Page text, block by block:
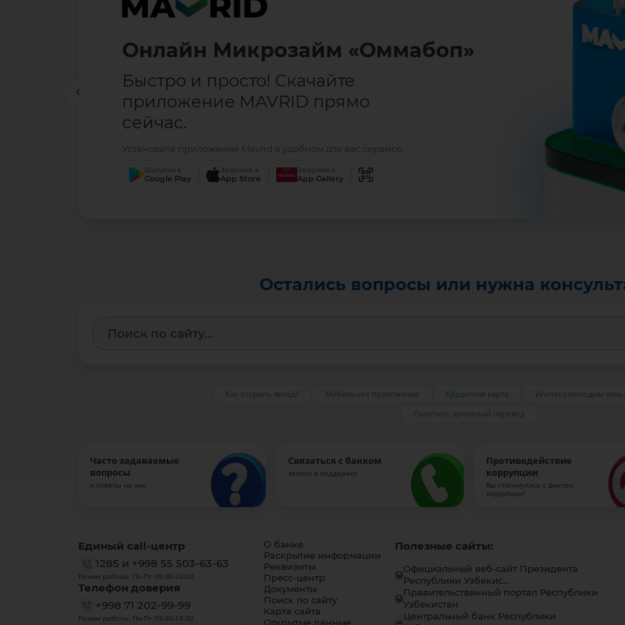
Онлайн Микрозайм «Оммабоп»
Быстро и просто! Скачайте
приложение MAVRID прямо
сейчас.
Установите приложение Mavrid в удобном для вас сервисе:
Доступно в
Google Play
Загрузите в
App Store
Загрузите в
App Gallery
Остались вопросы или нужна
Как открыть вклад? Мобильное приложение Кредитная карта
Ипотека молодым
Получить денежный перевод
Часто задаваемые
вопросы
и ответы на них
Связаться с банком
звонок в поддержку
Противодействие
коррупции
Вы столкнулись с фактом
коррупции?
Единый call-центр
1285 и +998 55 503-63-63
Режим работы: Пн-Пт 08:00-20:00
Телефон доверия
+998 71 202-99-99
Режим работы: Пн-Пт 09:00-18:00
О банке
Раскрытие информации
Реквизиты
Пресс-центр
Документы
Поиск по сайту
Карта сайта
Открытые данные
Полезные сайты:
Официальный веб-сайт Президента
Республики Узбекис...
Правительственный портал Республики
Узбекистан
Центральный банк Республики